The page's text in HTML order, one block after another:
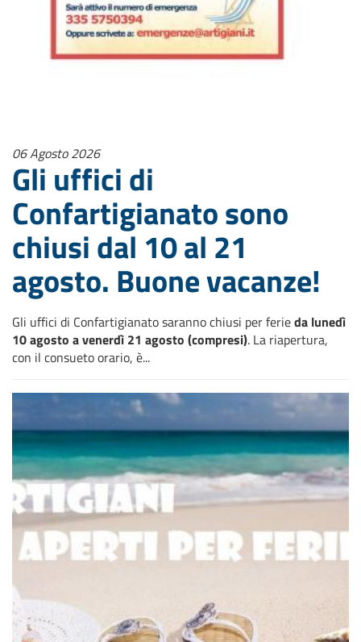
06 Agosto 2026
Gli uffici di
Confartigianato sono
chiusi dal 10 al 21
agosto. Buone vacanze!
Gli uffici di Confartigianato saranno chiusi per ferieda lunedì
10 agosto a venerdì 21 agosto (compresi). La riapertura,
con il consueto orario, è...